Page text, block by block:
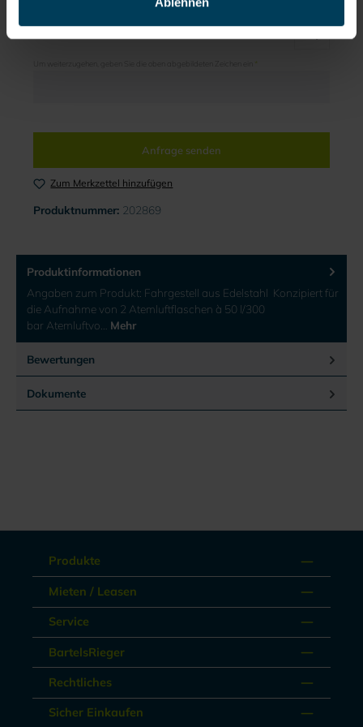
*
Anfrage senden
Zum Merkzettel hinzufügen
Produktnummer: 202869
Produktinformationen
Angaben zum Produkt: Fahrgestell aus Edelstahl Konzipiert für
die Aufnahme von 2 Atemluftflaschen à 50 l/300
bar Atemluftvo… Mehr
Bewertungen
Dokumente
Produkte
Mieten / Leasen
Service
BartelsRieger
Rechtliches
Sicher Einkaufen